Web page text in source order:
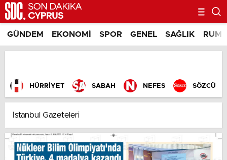
GÜNDEM EKONOMI SPOR GENEL SAĞLIK RUM
HÜRRİYET SABAH NEFES SÖZCÜ